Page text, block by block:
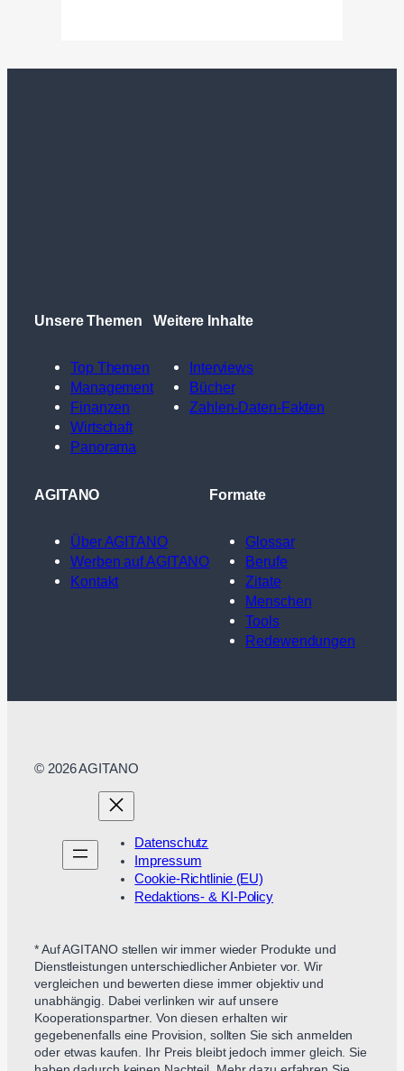
Unsere Themen
Top Themen
Management
Finanzen
Wirtschaft
Panorama
Weitere Inhalte
Interviews
Bücher
Zahlen-Daten-Fakten
AGITANO
Über AGITANO
Werben auf AGITANO
Kontakt
Formate
Glossar
Berufe
Zitate
Menschen
Tools
Redewendungen
© 2026 AGITANO
Datenschutz
Impressum
Cookie-Richtlinie (EU)
Redaktions- & KI-Policy
* Auf AGITANO stellen wir immer wieder Produkte und
Dienstleistungen unterschiedlicher Anbieter vor. Wir
vergleichen und bewerten diese immer objektiv und
unabhängig. Dabei verlinken wir auf unsere
Kooperationspartner. Von diesen erhalten wir
gegebenenfalls eine Provision, sollten Sie sich anmelden
oder etwas kaufen. Ihr Preis bleibt jedoch immer gleich. Sie